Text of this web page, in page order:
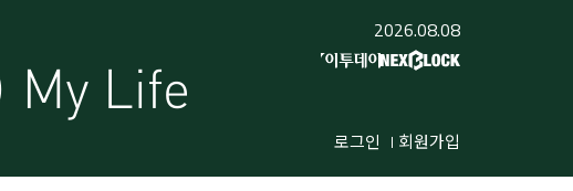
2026.08.08
로그인 회원가입